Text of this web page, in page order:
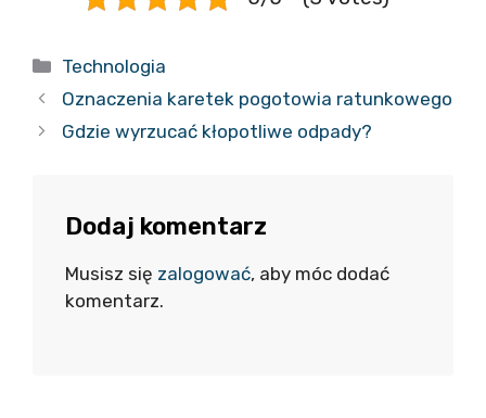
Kategorie
Technologia
Oznaczenia karetek pogotowia ratunkowego
Gdzie wyrzucać kłopotliwe odpady?
Dodaj komentarz
Musisz się zalogować, aby móc dodać
komentarz.